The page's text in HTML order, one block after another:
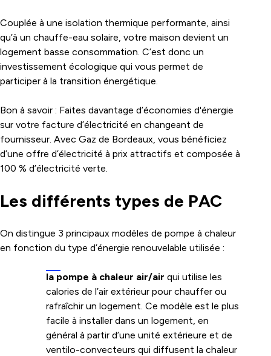
Couplée à une isolation thermique performante, ainsi
qu’à un chauffe-eau solaire, votre maison devient un
logement basse consommation. C’est donc un
investissement écologique qui vous permet de
participer à la transition énergétique.
Bon à savoir : Faites davantage d’économies d'énergie
sur votre facture d’électricité en changeant de
fournisseur. Avec Gaz de Bordeaux, vous bénéficiez
d’une offre d’électricité à prix attractifs et composée à
100 % d’électricité verte.
Les différents types de PAC
On distingue 3 principaux modèles de pompe à chaleur
en fonction du type d’énergie renouvelable utilisée :
la pompe à chaleur air/air qui utilise les
calories de l’air extérieur pour chauffer ou
rafraîchir un logement. Ce modèle est le plus
facile à installer dans un logement, en
général à partir d’une unité extérieure et de
ventilo-convecteurs qui diffusent la chaleur